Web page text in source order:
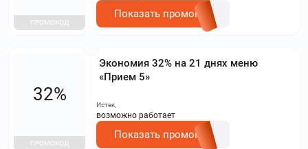
ПРОМОКОД
Показать промокод
Экономия 32% на 21 днях меню
«Прием 5»
32%
ПРОМОКОД
Истек,
возможно работает
Показать промокод